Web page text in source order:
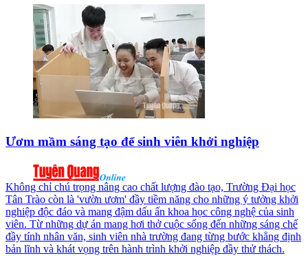
Ươm mầm sáng tạo để sinh viên khởi nghiệp
Không chỉ chú trọng nâng cao chất lượng đào tạo, Trường Đại học
Tân Trào còn là 'vườn ươm' đầy tiềm năng cho những ý tưởng khởi
nghiệp độc đáo và mang đậm dấu ấn khoa học công nghệ của sinh
viên. Từ những dự án mang hơi thở cuộc sống đến những sáng chế
đầy tính nhân văn, sinh viên nhà trường đang từng bước khẳng định
bản lĩnh và khát vọng trên hành trình khởi nghiệp đầy thử thách.